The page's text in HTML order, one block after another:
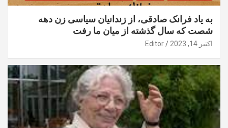
به یاد فرانک صادقی، از زندانیان سیاسی زن دهه
شصت که سال گذشته از میان ما رفت
اکتبر 14, 2023 Editor